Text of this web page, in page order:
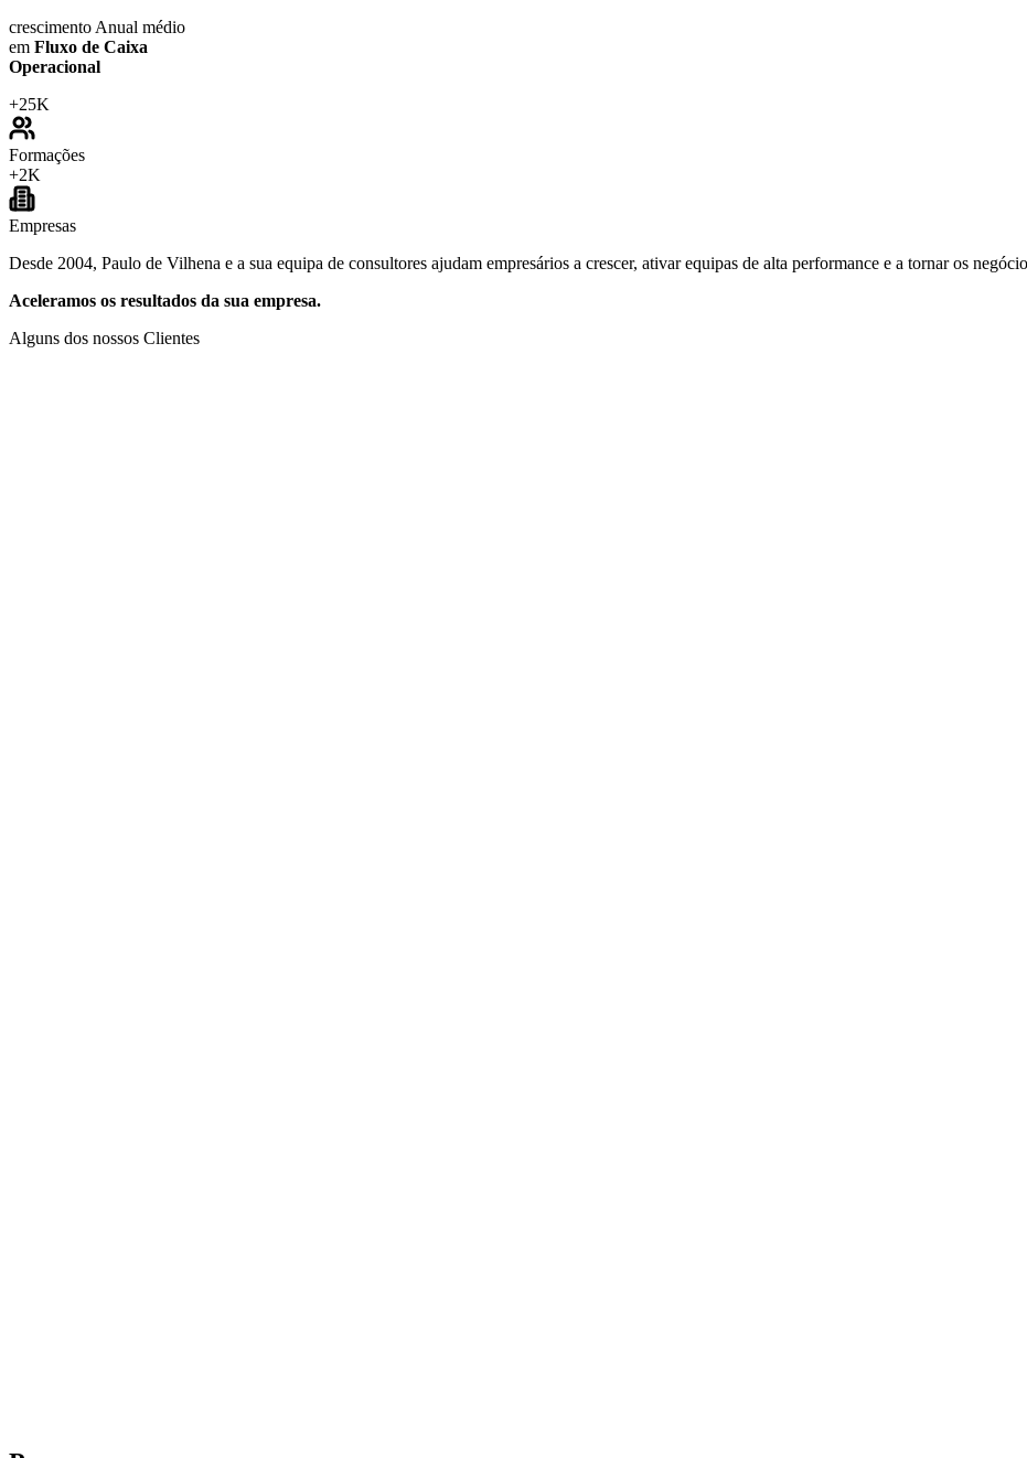
crescimento Anual médio
em Fluxo de Caixa
Operacional
+25K
Formações
+2K
Empresas
Desde 2004, Paulo de Vilhena e a sua equipa de consultores ajudam empresários a crescer, ativar equipas de alta performance e a tornar os
Aceleramos os resultados da sua empresa.
Alguns dos nossos Clientes